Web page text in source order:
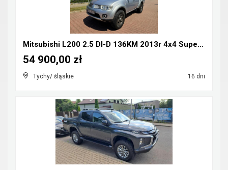
Mitsubishi L200 2.5 DI-D 136KM 2013r 4x4 Super Sel...
Tychy/ śląskie 16 dni
54 900,00 zł